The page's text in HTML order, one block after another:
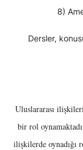
8)
Dersler,
Uluslararası
bir rol
ilişkilerde oynadığı